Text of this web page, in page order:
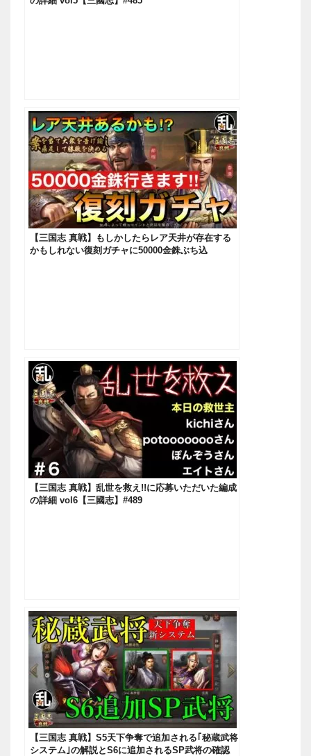
【三国志 真戦】もしかしたらレア天井が存在する
かもしれない復刻ガチャに50000金銖ぶち込
【三国志 真戦】乱世を救え!!に応募いただいた編成
の詳細 vol6【三國志】#489
【三国志 真戦】S5天下争奪で追加される｢秘蔵武将
システム｣の解説とS6に追加されるSP武将の確認